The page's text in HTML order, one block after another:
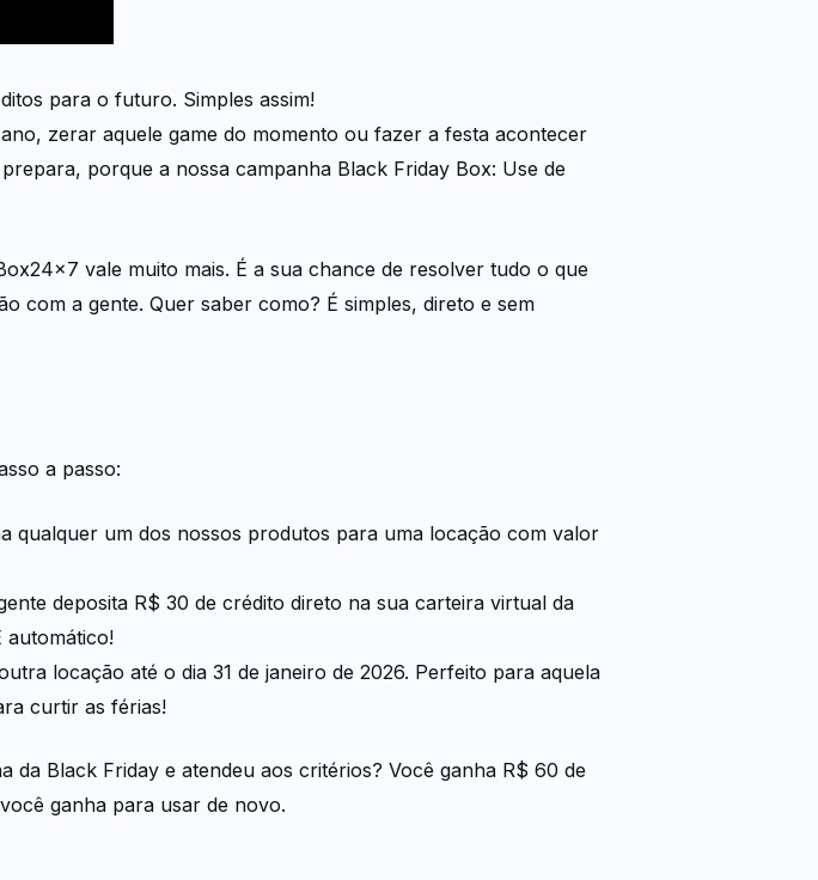
para o futuro. Simples assim!
zerar aquele game do momento ou fazer a festa acontecer
porque a nossa campanha Black Friday Box: Use de
vale muito mais. É a sua chance de resolver tudo o que
com a gente. Quer saber como? É simples, direto e sem
a passo:
qualquer um dos nossos produtos para uma locação com valor
deposita R$ 30 de crédito direto na sua carteira virtual da
automático!
locação até o dia 31 de janeiro de 2026. Perfeito para aquela
curtir as férias!
da Black Friday e atendeu aos critérios? Você ganha R$ 60 de
ganha para usar de novo.